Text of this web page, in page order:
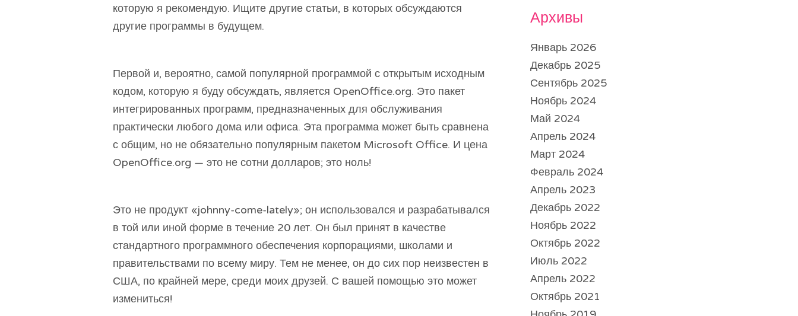
которую я рекомендую. Ищите другие статьи, в которых обсуждаются
другие программы в будущем.
Первой и, вероятно, самой популярной программой с открытым исходным
кодом, которую я буду обсуждать, является OpenOffice.org. Это пакет
интегрированных программ, предназначенных для обслуживания
практически любого дома или офиса. Эта программа может быть сравнена
с общим, но не обязательно популярным пакетом Microsoft Office. И цена
OpenOffice.org — это не сотни долларов; это ноль!
Это не продукт «johnny-come-lately»; он использовался и разрабатывался
в той или иной форме в течение 20 лет. Он был принят в качестве
стандартного программного обеспечения корпорациями, школами и
правительствами по всему миру. Тем не менее, он до сих пор неизвестен в
США, по крайней мере, среди моих друзей. С вашей помощью это может
измениться!
Архивы
Январь 2026
Декабрь 2025
Сентябрь 2025
Ноябрь 2024
Май 2024
Апрель 2024
Март 2024
Февраль 2024
Апрель 2023
Декабрь 2022
Ноябрь 2022
Октябрь 2022
Июль 2022
Апрель 2022
Октябрь 2021